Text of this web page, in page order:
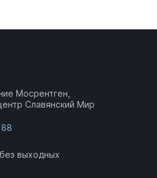
Мосрентген,
Славянский Мир
выходных